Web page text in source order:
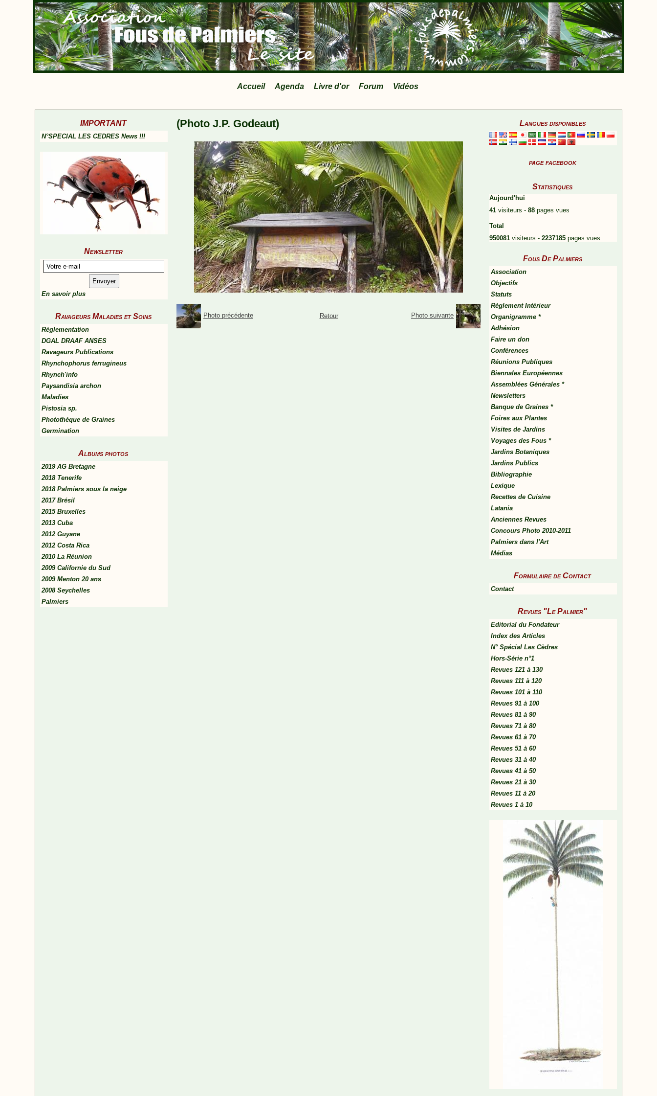
Accueil Agenda Livre d'or Forum Vidéos
IMPORTANT
N°SPECIAL LES CEDRES News !!!
Newsletter
En savoir plus
Ravageurs Maladies et Soins
Réglementation
DGAL DRAAF ANSES
Ravageurs Publications
Rhynchophorus ferrugineus
Rhynch'info
Paysandisia archon
Maladies
Pistosia sp.
Photothèque de Graines
Germination
Albums photos
2019 AG Bretagne
2018 Tenerife
2018 Palmiers sous la neige
2017 Brésil
2015 Bruxelles
2013 Cuba
2012 Guyane
2012 Costa Rica
2010 La Réunion
2009 Californie du Sud
2009 Menton 20 ans
2008 Seychelles
Palmiers
Langues disponibles
page facebook
Statistiques
Aujourd'hui
41 visiteurs - 88 pages vues
Total
950081 visiteurs - 2237185 pages vues
Fous De Palmiers
Association
Objectifs
Statuts
Règlement Intérieur
Organigramme *
Adhésion
Faire un don
Conférences
Réunions Publiques
Biennales Européennes
Assemblées Générales *
Newsletters
Banque de Graines *
Foires aux Plantes
Visites de Jardins
Voyages des Fous *
Jardins Botaniques
Jardins Publics
Bibliographie
Lexique
Recettes de Cuisine
Latania
Anciennes Revues
Concours Photo 2010-2011
Palmiers dans l'Art
Médias
Formulaire de Contact
Contact
Revues "Le Palmier"
Editorial du Fondateur
Index des Articles
N° Spécial Les Cèdres
Hors-Série n°1
Revues 121 à 130
Revues 111 à 120
Revues 101 à 110
Revues 91 à 100
Revues 81 à 90
Revues 71 à 80
Revues 61 à 70
Revues 51 à 60
Revues 31 à 40
Revues 41 à 50
Revues 21 à 30
Revues 11 à 20
Revues 1 à 10
(Photo J.P. Godeaut)
Photo précédente Retour Photo suivante